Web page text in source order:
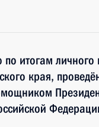
по итогам
края,